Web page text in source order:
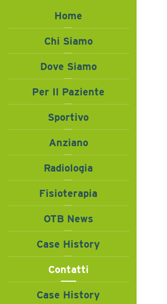
Home
Chi Siamo
Dove Siamo
Per Il Paziente
Sportivo
Anziano
Radiologia
Fisioterapia
OTB News
Case History
Contatti
Case History